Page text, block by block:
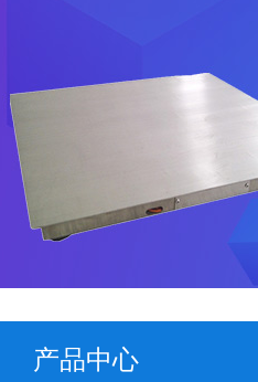
产品中心